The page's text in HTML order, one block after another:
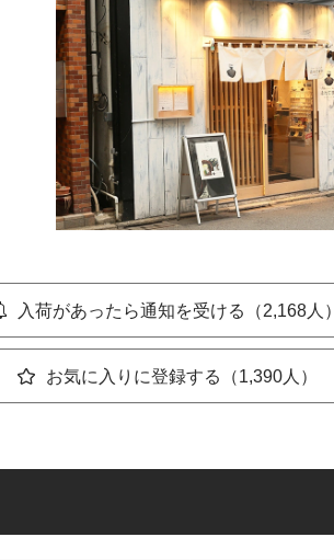
入荷があったら通知を受ける（2,168人）
お気に入りに登録する（1,390人）